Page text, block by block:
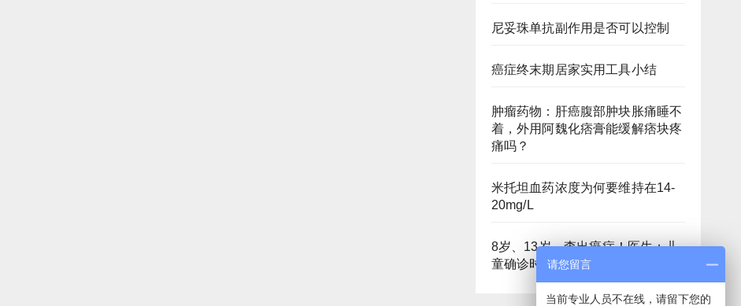
尼妥珠单抗副作用是否可以控制
癌症终末期居家实用工具小结
肿瘤药物：肝癌腹部肿块胀痛睡不
着，外用阿魏化痞膏能缓解痞块疼
痛吗？
米托坦血药浓度为何要维持在14-
20mg/L
8岁、13岁，查出癌症！医生：儿
童确诊时更易处于晚期
请您留言
当前专业人员不在线，请留下您的